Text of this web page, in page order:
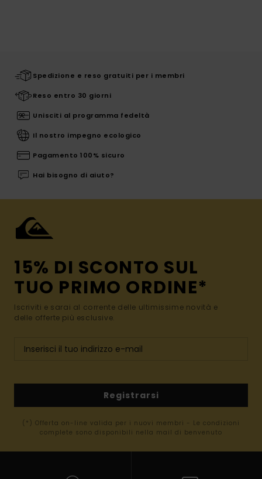
Spedizione e reso gratuiti per i membri
Reso entro 30 giorni
Unisciti al programma fedeltà
Il nostro impegno ecologico
Pagamento 100% sicuro
Hai bisogno di aiuto?
15% DI SCONTO SUL
TUO PRIMO ORDINE*
Iscriviti e sarai al corrente delle ultimissime novità e
delle offerte più esclusive.
Registrarsi
(*) Offerta on-line valida per i nuovi membri - Le condizioni
complete sono disponibili nella mail di benvenuto